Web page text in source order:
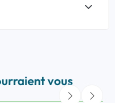
vous